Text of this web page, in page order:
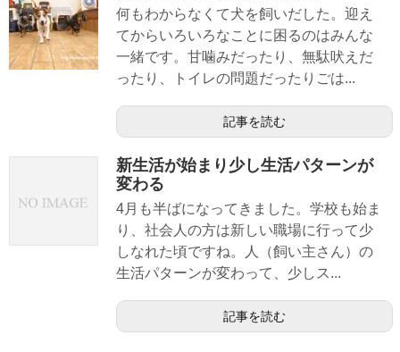
何もわからなくて犬を飼いだした。迎え
てからいろいろなことに困るのはみんな
一緒です。甘噛みだったり、無駄吠えだ
ったり、トイレの問題だったりごは...
記事を読む
新生活が始まり少し生活パターンが
変わる
4月も半ばになってきました。学校も始ま
り、社会人の方は新しい職場に行って少
しなれた頃ですね。人（飼い主さん）の
生活パターンが変わって、少しス...
記事を読む